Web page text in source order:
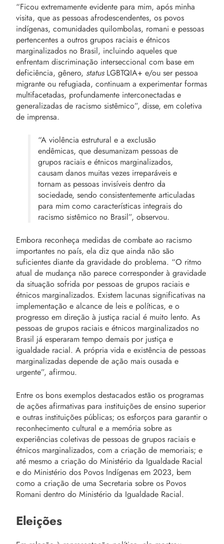
“Ficou extremamente evidente para mim, após minha
visita, que as pessoas afrodescendentes, os povos
indígenas, comunidades quilombolas, romani e pessoas
pertencentes a outros grupos raciais e étnicos
marginalizados no Brasil, incluindo aqueles que
enfrentam discriminação interseccional com base em
deficiência, gênero, statusLGBTQIA+ e/ou ser pessoa
migrante ou refugiada, continuam a experimentar formas
multifacetadas, profundamente interconectadas e
generalizadas de racismo sistêmico”, disse, em coletiva
de imprensa.
“A violência estrutural e a exclusão
endêmicas, que desumanizam pessoas de
grupos raciais e étnicos marginalizados,
causam danos muitas vezes irreparáveis e
tornam as pessoas invisíveis dentro da
sociedade, sendo consistentemente articuladas
para mim como características integrais do
racismo sistêmico no Brasil”, observou.
Embora reconheça medidas de combate ao racismo
importantes no país, ela diz que ainda não são
suficientes diante da gravidade do problema. “O ritmo
atual de mudança não parece corresponder à gravidade
da situação sofrida por pessoas de grupos raciais e
étnicos marginalizados. Existem lacunas significativas na
implementação e alcance de leis e políticas, e o
progresso em direção à justiça racial é muito lento. As
pessoas de grupos raciais e étnicos marginalizados no
Brasil já esperaram tempo demais por justiça e
igualdade racial. A própria vida e existência de pessoas
marginalizadas depende de ação mais ousada e
urgente”, afirmou.
Entre os bons exemplos destacados estão os programas
de ações afirmativas para instituições de ensino superior
e outras instituições públicas; os esforços para garantir o
reconhecimento cultural e a memória sobre as
experiências coletivas de pessoas de grupos raciais e
étnicos marginalizados, com a criação de memoriais; e
até mesmo a criação do Ministério da Igualdade Racial
e do Ministério dos Povos Indígenas em 2023, bem
como a criação de uma Secretaria sobre os Povos
Romani dentro do Ministério da Igualdade Racial.
Eleições